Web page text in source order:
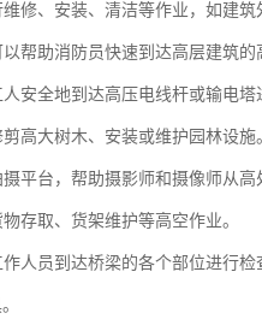
修、安装、清洁等作业，如建筑
帮助消防员快速到达高层建筑的
安全地到达高压电线杆或输电塔
高大树木、安装或维护园林设施
平台，帮助摄影师和摄像师从高
存取、货架维护等高空作业。
人员到达桥梁的各个部位进行检